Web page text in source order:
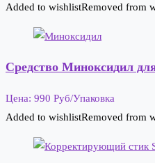
Added to wishlistRemoved from
Средство Миноксидил
Цена: 990 Руб/Упаковка
Added to wishlistRemoved from